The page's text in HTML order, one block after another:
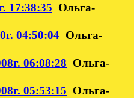
17:38:35 Ольга-
04:50:04 Ольга-
06:08:28 Ольга-
05:53:15 Ольга-